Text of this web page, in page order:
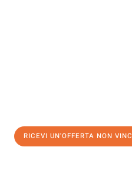
RICEVI UN'OFFERTA NON